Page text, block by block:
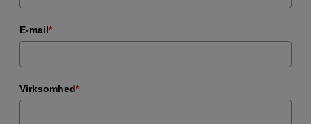
E-mail*
Virksomhed*